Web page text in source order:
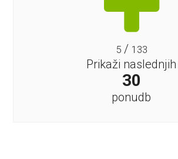
5/ 133
Prikaži naslednjih
30
ponudb